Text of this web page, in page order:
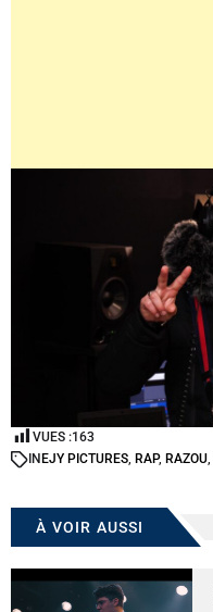
VUES :163
IN EJY PICTURES, RAP, RAZOU,
À VOIR AUSSI